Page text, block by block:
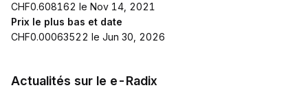
CHF0.608162 le Nov 14, 2021
Prix le plus bas et date
CHF0.00063522 le Jun 30, 2026
Actualités sur le e-Radix